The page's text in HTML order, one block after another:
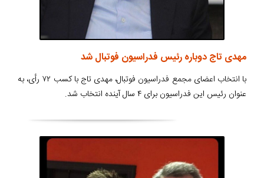
مهدی تاج دوباره رئیس فدراسیون فوتبال شد
با انتخاب اعضای مجمع فدراسیون فوتبال، مهدی تاج با کسب ۷۲ رأی، به
عنوان رئیس این فدراسیون برای ۴ سال آینده انتخاب شد.